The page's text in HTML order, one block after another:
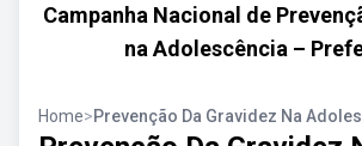
Campanha Nacional de
na Adolescência –
Home>Prevenção Da Gravidez Na